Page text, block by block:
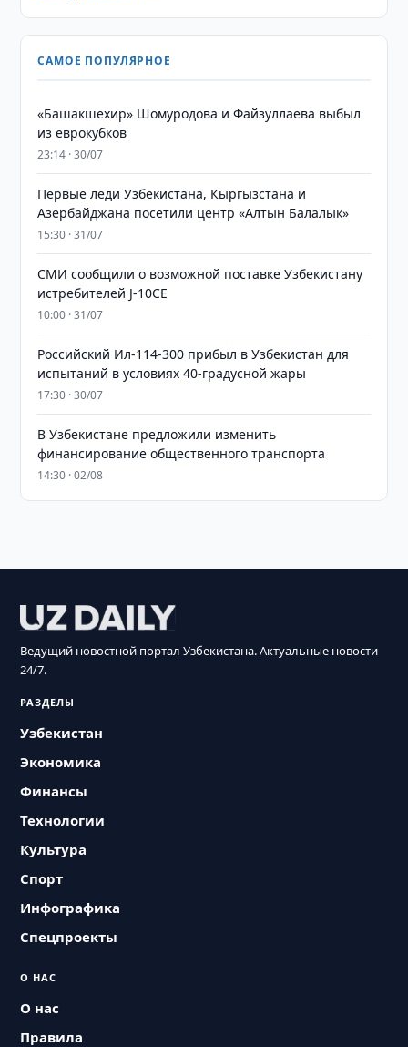
САМОЕ ПОПУЛЯРНОЕ
«Башакшехир» Шомуродова и Файзуллаева выбыл
из еврокубков
23:14 · 30/07
Первые леди Узбекистана, Кыргызстана и
Азербайджана посетили центр «Алтын Балалык»
15:30 · 31/07
СМИ сообщили о возможной поставке Узбекистану
истребителей J-10CE
10:00 · 31/07
Российский Ил-114-300 прибыл в Узбекистан для
испытаний в условиях 40-градусной жары
17:30 · 30/07
В Узбекистане предложили изменить
финансирование общественного транспорта
14:30 · 02/08
Ведущий новостной портал Узбекистана. Актуальные новости
24/7.
РАЗДЕЛЫ
Узбекистан
Экономика
Финансы
Технологии
Культура
Спорт
Инфографика
Спецпроекты
О НАС
О нас
Правила